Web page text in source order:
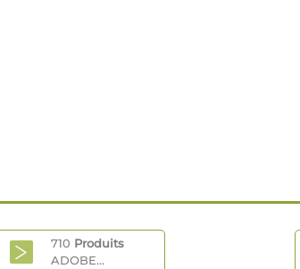
710 Produits
ADOBE...